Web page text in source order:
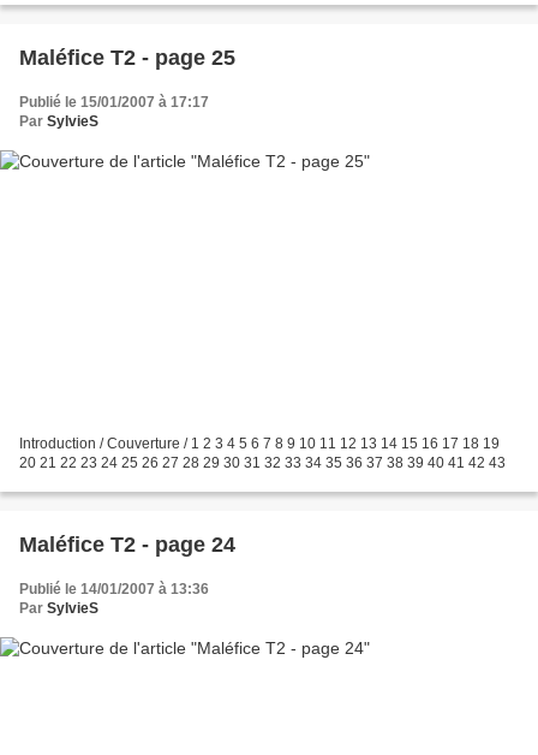
Maléfice T2 - page 25
Publié le 15/01/2007 à 17:17
Par SylvieS
Introduction / Couverture / 1 2 3 4 5 6 7 8 9 10 11 12 13 14 15 16 17 18 19
20 21 22 23 24 25 26 27 28 29 30 31 32 33 34 35 36 37 38 39 40 41 42 43
Maléfice T2 - page 24
Publié le 14/01/2007 à 13:36
Par SylvieS